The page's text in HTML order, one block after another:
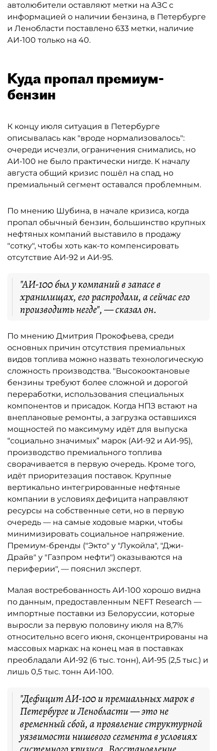
автолюбители оставляют метки на АЗС с
информацией о наличии бензина, в Петербурге
и Ленобласти поставлено 633 метки, наличие
АИ-100 только на 40.
Куда пропал премиум-
бензин
К концу июля ситуация в Петербурге
описывалась как "вроде нормализовалось":
очереди исчезли, ограничения снимались, но
АИ-100 не было практически нигде. К началу
августа общий кризис пошёл на спад, но
премиальный сегмент оставался проблемным.
По мнению Шубина, в начале кризиса, когда
пропал обычный бензин, большинство крупных
нефтяных компаний выставило в продажу
"сотку", чтобы хоть как-то компенсировать
отсутствие АИ-92 и АИ-95.
"АИ-100 был у компаний в запасе в
хранилищах, его распродали, а сейчас его
производить негде", — сказал он.
По мнению Дмитрия Прокофьева, среди
основных причин отсутствия премиальных
видов топлива можно назвать технологическую
сложность производства. "Высокооктановые
бензины требуют более сложной и дорогой
переработки, использования специальных
компонентов и присадок. Когда НПЗ встают на
внеплановые ремонты, а загрузка оставшихся
мощностей по максимуму идёт для выпуска
“социально значимых” марок (АИ-92 и АИ-95),
производство премиального топлива
сворачивается в первую очередь. Кроме того,
идёт приоритезация поставок. Крупные
вертикально интегрированные нефтяные
компании в условиях дефицита направляют
ресурсы на собственные сети, но в первую
очередь — на самые ходовые марки, чтобы
минимизировать социальное напряжение.
Премиум-бренды ("Экто" у "Лукойла", "Джи-
Драйв" у "Газпром нефти") оказываются на
периферии", — пояснил эксперт.
Малая востребованность АИ-100 хорошо видна
по данным, предоставленным NEFT Research —
импортные поставки из Белоруссии, которые
выросли за первую половину июля на 8,7%
относительно всего июня, сконцентрированы на
массовых марках: на конец мая в поставках
преобладали АИ-92 (6 тыс. тонн), АИ-95 (2,5 тыс.) и
лишь 0,5 тыс. тонн АИ-100.
"Дефицит АИ-100 и премиальных марок в
Петербурге и Ленобласти — это не
временный сбой, а проявление структурной
уязвимости нишевого сегмента в условиях